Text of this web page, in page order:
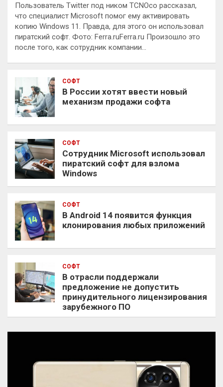
Пользователь Twitter под ником TCNOco рассказал,
что специалист Microsoft помог ему активировать
копию Windows 11. Правда, для этого он использовал
пиратский софт. Фото: Ferra.ruFerra.ru Произошло это
после того, как сотрудник компании…
СОФТ
В России хотят ввести новый
механизм продажи софта
СОФТ
Сотрудник Microsoft использовал
пиратский софт для взлома
Windows
СОФТ
В Android 14 появится функция
клонирования любых приложений
СОФТ
В отрасли поддержали
предложение не допустить
принудительного лицензирования
зарубежного ПО